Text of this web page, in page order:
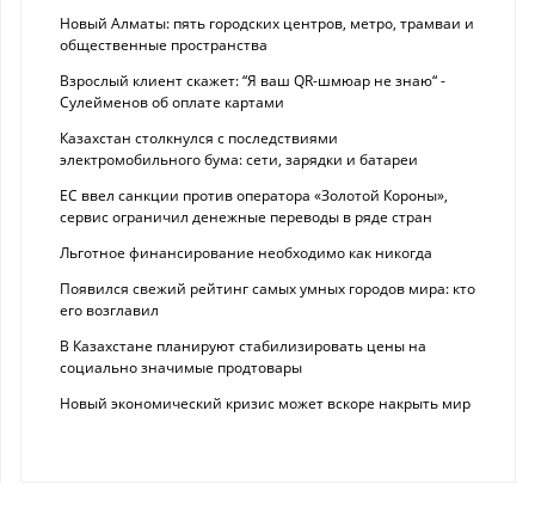
Новый Алматы: пять городских центров, метро, трамваи и
общественные пространства
Взрослый клиент скажет: “Я ваш QR-шмюар не знаю“ -
Сулейменов об оплате картами
Казахстан столкнулся с последствиями
электромобильного бума: сети, зарядки и батареи
ЕС ввел санкции против оператора «Золотой Короны»,
сервис ограничил денежные переводы в ряде стран
Льготное финансирование необходимо как никогда
Появился свежий рейтинг самых умных городов мира: кто
его возглавил
В Казахстане планируют стабилизировать цены на
социально значимые продтовары
Новый экономический кризис может вскоре накрыть мир